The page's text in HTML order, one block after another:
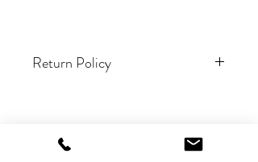
Return Policy
maggie.mok@snackvibeshk.shop (ord
er #, photos).